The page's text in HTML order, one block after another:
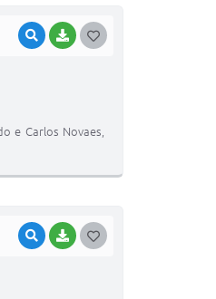
VISUALIZAR
BAIXAR
I
e Carlos Novaes,
VISUALIZAR
BAIXAR